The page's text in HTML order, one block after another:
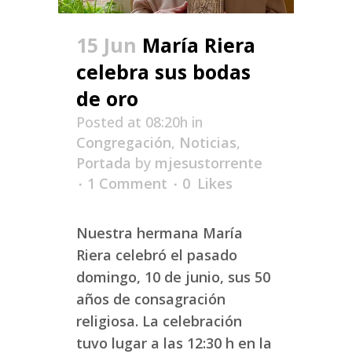
15 Jun María Riera
celebra sus bodas
de oro
Posted at 08:20h in
Congregación, Noticias,
Portada by mjesustorrente
1 Comment
0 Likes
Nuestra hermana María
Riera celebró el pasado
domingo, 10 de junio, sus 50
años de consagración
religiosa. La celebración
tuvo lugar a las 12:30 h en la